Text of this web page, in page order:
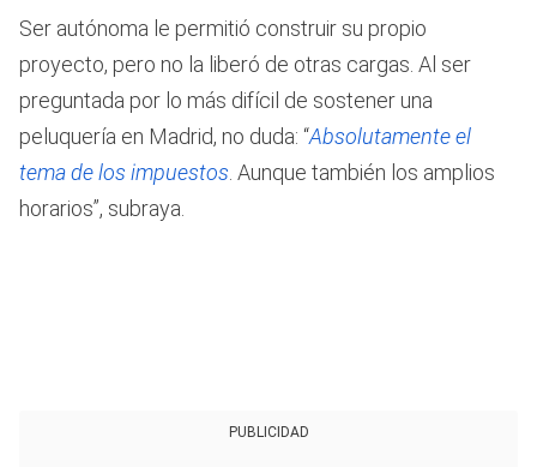
Ser autónoma le permitió construir su propio
proyecto, pero no la liberó de otras cargas. Al ser
preguntada por lo más difícil de sostener una
peluquería en Madrid, no duda: “Absolutamente el
tema de los impuestos. Aunque también los amplios
horarios”, subraya.
PUBLICIDAD